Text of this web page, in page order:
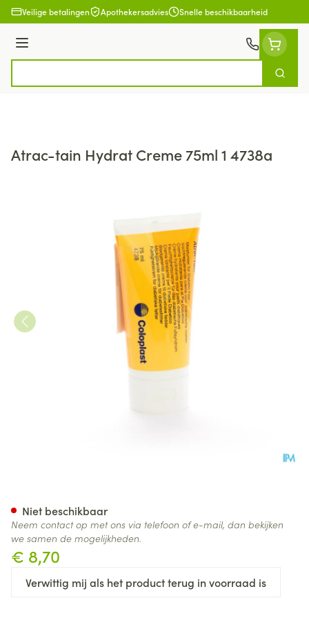
Ga naar de inhoud
Veilige betalingen Apothekersadvies Snelle beschikbaarheid
Menu
Zoek
Atrac-tain Hydrat Creme 75ml 1 4738a
€ 8,70
Verwittig mij als het product terug in voorraad is
Niet beschikbaar
Neem contact op met ons via telefoon of e-mail, dan bekijken
we samen de mogelijkheden.